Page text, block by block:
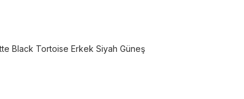
Black Tortoise Erkek Siyah Güneş